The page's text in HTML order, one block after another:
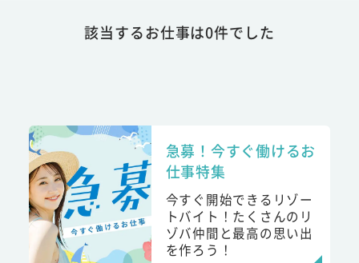
該当するお仕事は0件でした
急募！今すぐ働けるお
仕事特集
今すぐ開始できるリゾー
トバイト！たくさんのリ
ゾバ仲間と最高の思い出
を作ろう！